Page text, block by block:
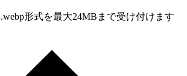
形式を最大24MBまで受け付けます